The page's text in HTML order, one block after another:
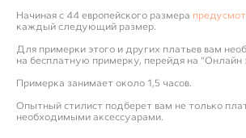
Начиная с 44 европейского размера
каждый следующий размер.
Для примерки этого и других платьев вам
на бесплатную примерку, перейдя на "Онлайн
Примерка занимает около 1,5 часов.
Опытный стилист подберет вам не только
необходимыми аксессуарами.